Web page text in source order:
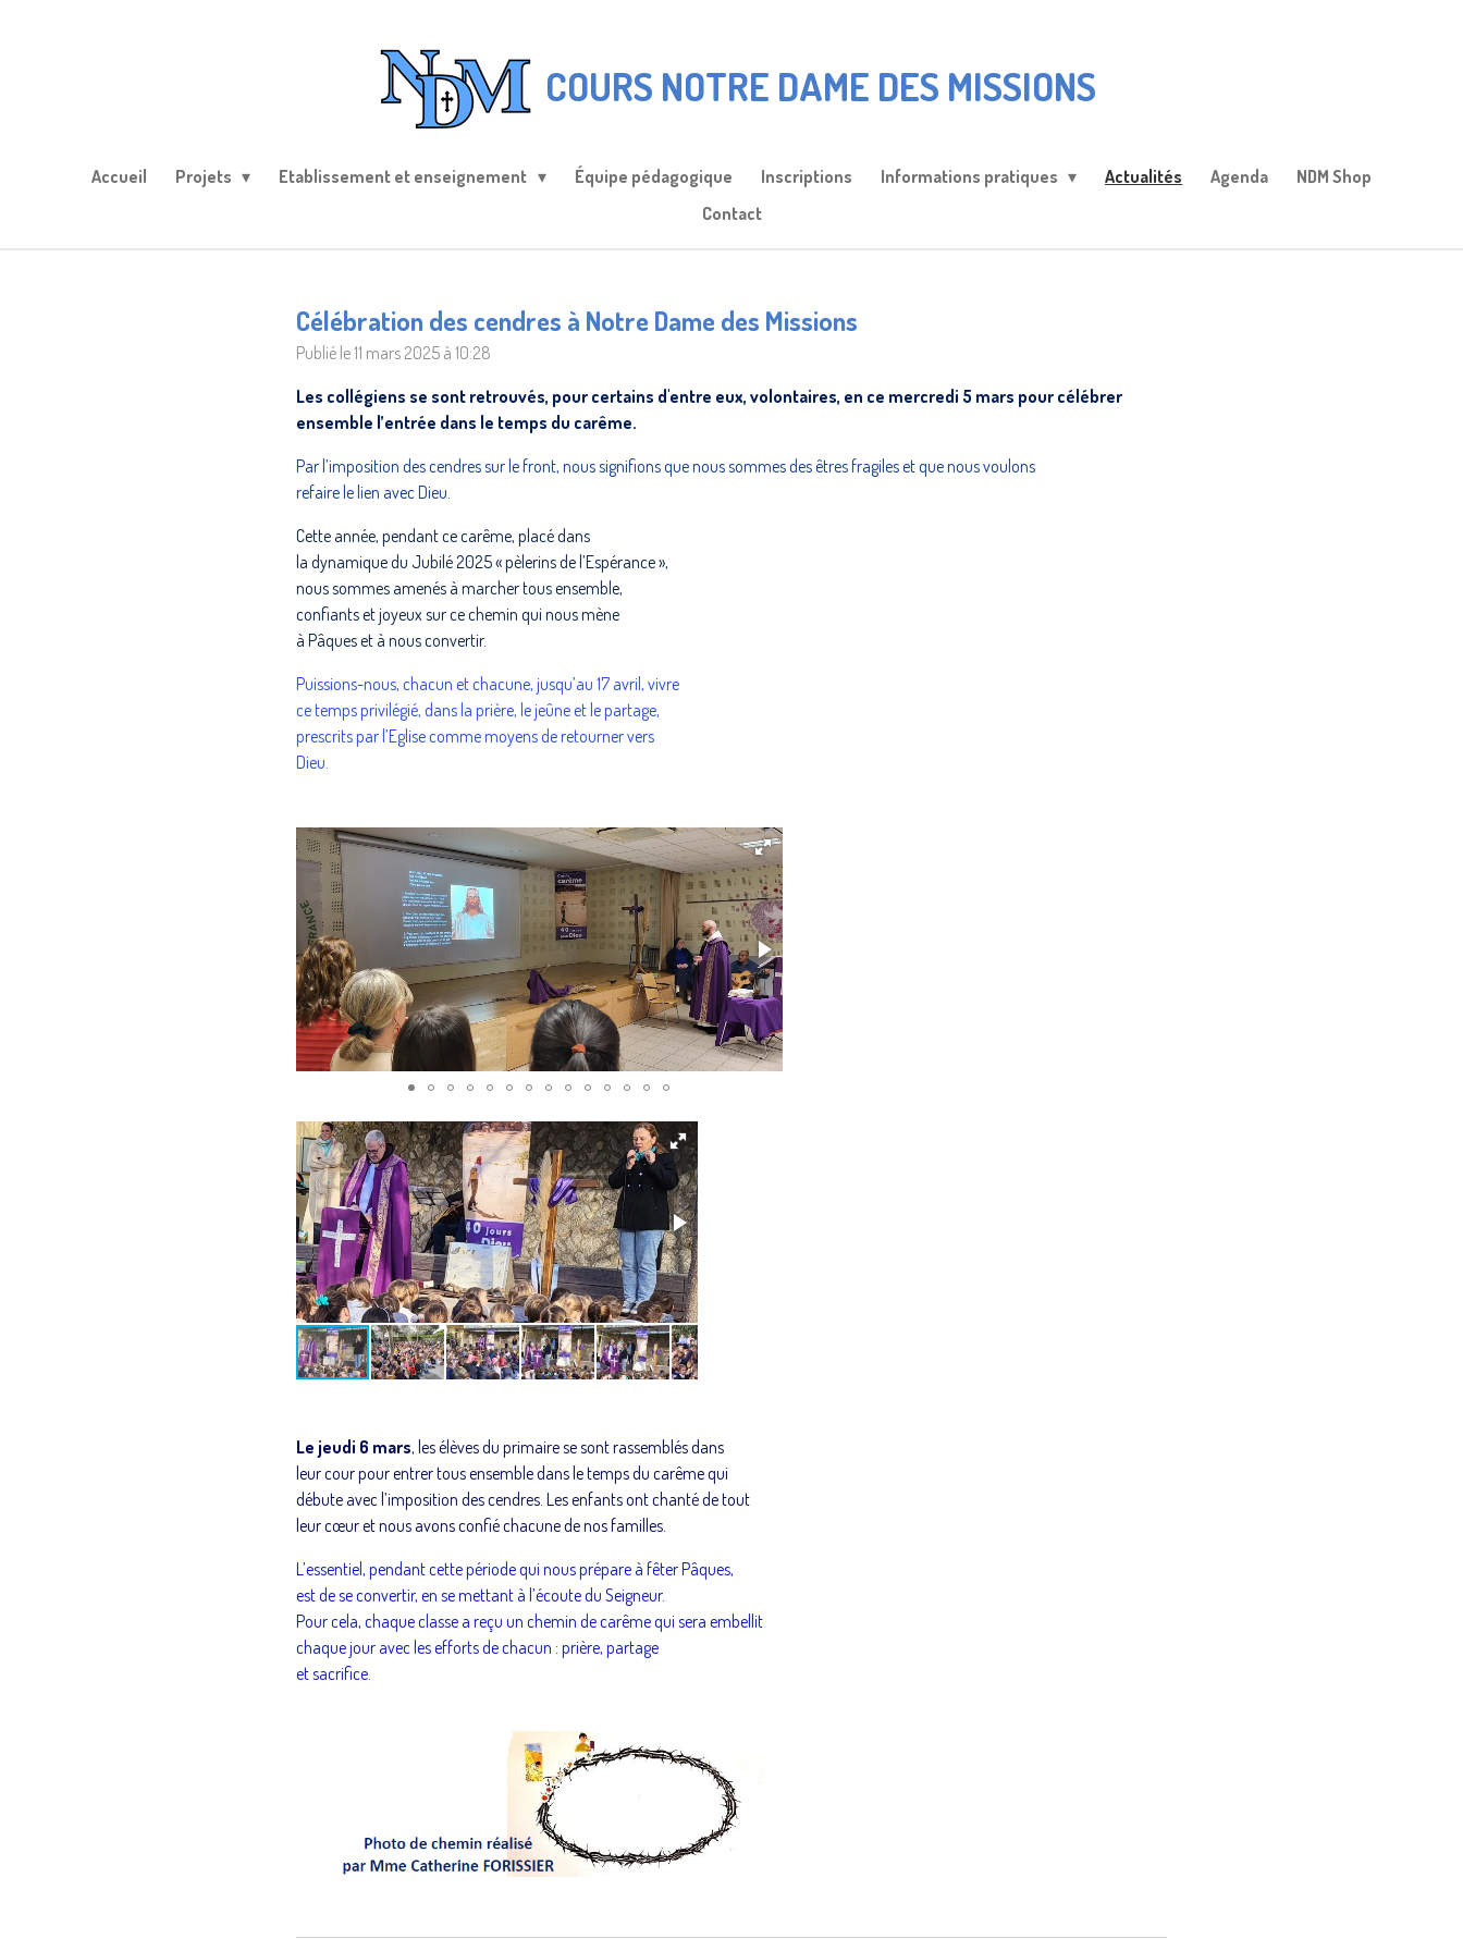
COURS NOTRE DAME DES MISSIONS
Accueil Projets Etablissement et enseignement Équipe pédagogique Inscriptions Informations pratiques Actualités Agenda
NDM Shop
Contact
Célébration des cendres à Notre Dame des Missions
Publié le 11 mars 2025 à 10:28
Les collégiens se sont retrouvés, pour certains d'entre eux, volontaires, en ce mercredi 5 mars pour célébrer
ensemble l’entrée dans le temps du carême.
Par l’imposition des cendres sur le front, nous signifions que nous sommes des êtres fragiles et que nous voulons
refaire le lien avec Dieu.
Cette année, pendant ce carême, placé dans
la dynamique du Jubilé 2025 « pèlerins de l’Espérance »,
nous sommes amenés à marcher tous ensemble,
confiants et joyeux sur ce chemin qui nous mène
à Pâques et à nous convertir.
Puissions-nous, chacun et chacune, jusqu’au 17 avril, vivre
ce temps privilégié, dans la prière, le jeûne et le partage,
prescrits par l’Eglise comme moyens de retourner vers
Dieu.
Le jeudi 6 mars, les élèves du primaire se sont rassemblés dans
leur cour pour entrer tous ensemble dans le temps du carême qui
débute avec l’imposition des cendres. Les enfants ont chanté de tout
leur cœur et nous avons confié chacune de nos familles.
L’essentiel, pendant cette période qui nous prépare à fêter Pâques,
est de se convertir, en se mettant à l’écoute du Seigneur.
Pour cela, chaque classe a reçu un chemin de carême qui sera embellit
chaque jour avec les efforts de chacun : prière, partage
et sacrifice.